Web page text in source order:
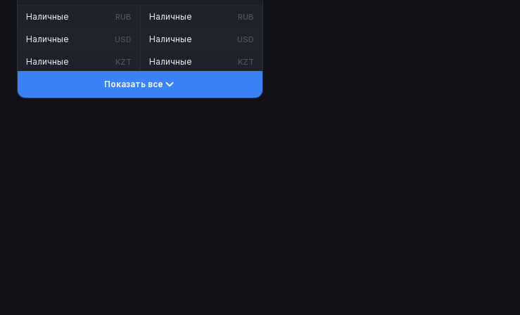
Наличные RUB
Наличные USD
Наличные KZT
Наличные RUB
Наличные USD
Наличные KZT
Показать все